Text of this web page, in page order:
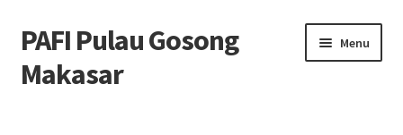
Skip
to
navigation
Skip
to
content
PAFI Pulau Gosong
Makasar
Menu